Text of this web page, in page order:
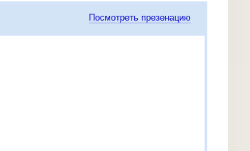
Посмотреть презенацию